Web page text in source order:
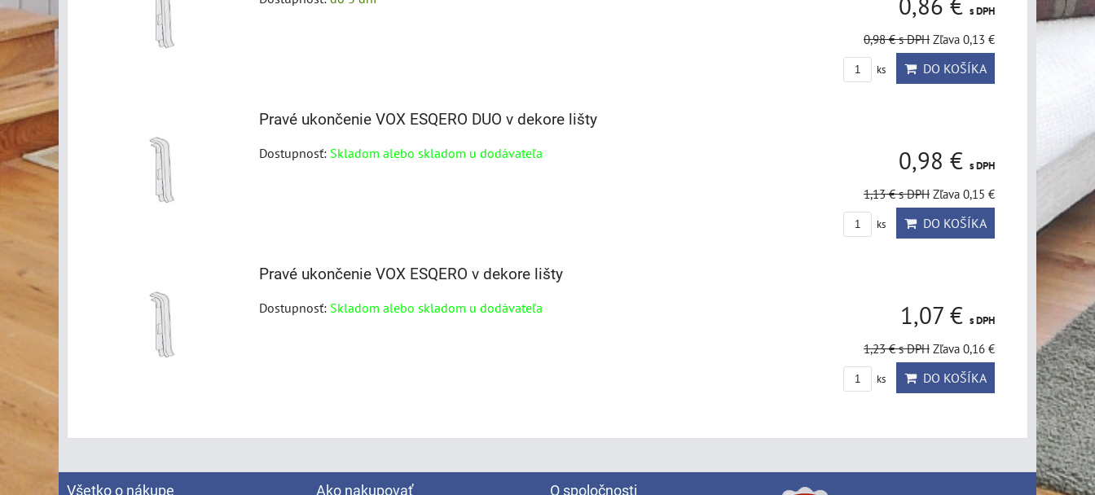
s DPH
0,98 €s DPH Zľava 0,13 €
ks DO KOŠÍKA
Pravé ukončenie VOX ESQERO DUO v dekore lišty
Dostupnosť: Skladom alebo skladom u dodávateľa 0,98 € s DPH
1,13 €s DPH Zľava 0,15 €
ks DO KOŠÍKA
Pravé ukončenie VOX ESQERO v dekore lišty
Dostupnosť: Skladom alebo skladom u dodávateľa 1,07 € s DPH
1,23 €s DPH Zľava 0,16 €
ks DO KOŠÍKA
Všetko o nákupe Ako nakupovať O spoločnosti